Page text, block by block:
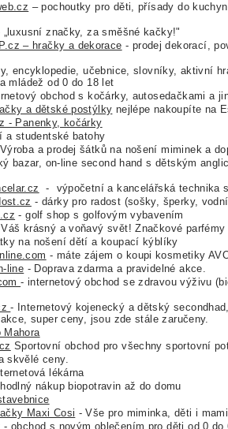
– pochoutky pro děti, přísady do
„luxusní značky, za směšné kačky!"
– hračky a dekorace - prodej dekorací,
encyklopedie, učebnice, slovníky, aktivní
mládež od 0 do 18 let
obchod s kočárky, autosedačkami a
a dětské postýlky nejlépe nakoupíte na
- Panenky, kočárky
a studentské batohy
a prodej šátků na nošení miminek a
bazar, on-line second hand s dětským
- výpočetní a kancelářská technika
- dárky pro radost (sošky, šperky,
- golf shop s golfovým vybavením
krásný a voňavý svět! Značkové
na nošení dětí a koupací kýblíky
- máte zájem o koupi kosmetiky
line - Doprava zdarma a pravidelné akce.
- internetový obchod se zdravou výživu
- Internetový kojenecký a dětský
super ceny, jsou zde stále zaručeny.
Mahora
Sportovní obchod pro všechny sportovní
skvělé ceny.
lékárna
nákup biopotravin až do domu
Maxi Cosi - Vše pro miminka, děti i
- obchod s novým oblečením pro děti od 0